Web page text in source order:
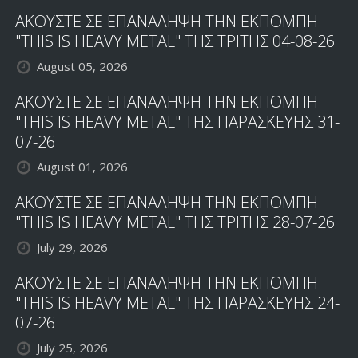
ΑΚΟΥΣΤΕ ΣΕ ΕΠΑΝΑΛΗΨΗ ΤΗΝ ΕΚΠΟΜΠΗ
"THIS IS HEAVY METAL" ΤΗΣ ΤΡΙΤΗΣ 04-08-26
August 05, 2026
ΑΚΟΥΣΤΕ ΣΕ ΕΠΑΝΑΛΗΨΗ ΤΗΝ ΕΚΠΟΜΠΗ
"THIS IS HEAVY METAL" ΤΗΣ ΠΑΡΑΣΚΕΥΗΣ 31-
07-26
August 01, 2026
ΑΚΟΥΣΤΕ ΣΕ ΕΠΑΝΑΛΗΨΗ ΤΗΝ ΕΚΠΟΜΠΗ
"THIS IS HEAVY METAL" ΤΗΣ ΤΡΙΤΗΣ 28-07-26
July 29, 2026
ΑΚΟΥΣΤΕ ΣΕ ΕΠΑΝΑΛΗΨΗ ΤΗΝ ΕΚΠΟΜΠΗ
"THIS IS HEAVY METAL" ΤΗΣ ΠΑΡΑΣΚΕΥΗΣ 24-
07-26
July 25, 2026